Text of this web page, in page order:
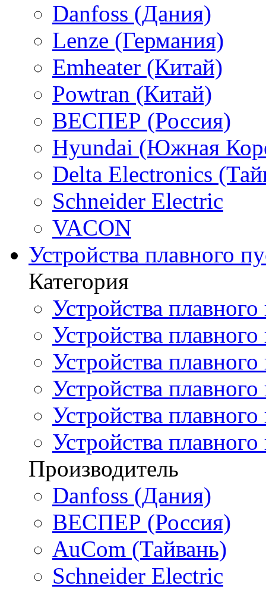
Danfoss (Дания)
Lenze (Германия)
Emheater (Китай)
Powtran (Китай)
ВЕСПЕР (Россия)
Hyundai (Южная
Delta Electronics
Schneider Electric
VACON
Устройства плавного
Категория
Устройства
Устройства
Устройства
Устройства
Устройства
Устройства
Производитель
Danfoss (Дания)
ВЕСПЕР (Россия)
AuCom (Тайвань)
Schneider Electric